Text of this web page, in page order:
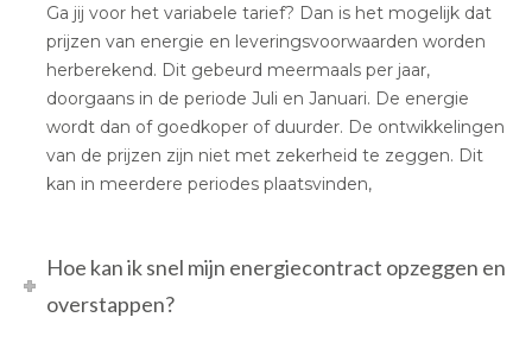
Ga jij voor het variabele tarief? Dan is het mogelijk dat
prijzen van energie en leveringsvoorwaarden worden
herberekend. Dit gebeurd meermaals per jaar,
doorgaans in de periode Juli en Januari. De energie
wordt dan of goedkoper of duurder. De ontwikkelingen
van de prijzen zijn niet met zekerheid te zeggen. Dit
kan in meerdere periodes plaatsvinden,
Hoe kan ik snel mijn energiecontract opzeggen en
overstappen?